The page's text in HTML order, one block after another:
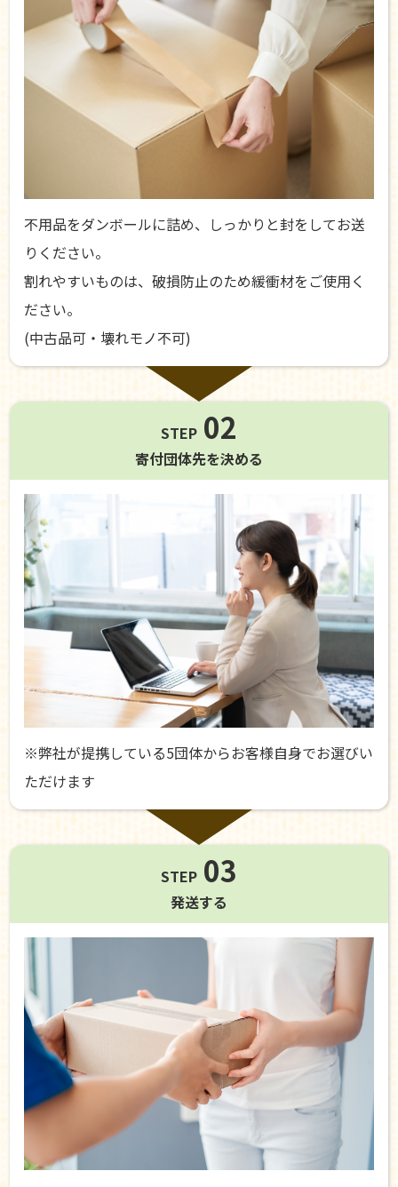
不用品をダンボールに詰め、しっかりと封をしてお送
りください。
割れやすいものは、破損防止のため緩衝材をご使用く
ださい。
(中古品可・壊れモノ不可)
STEP 02
寄付団体先を決める
※弊社が提携している5団体からお客様自身でお選びい
ただけます
STEP 03
発送する